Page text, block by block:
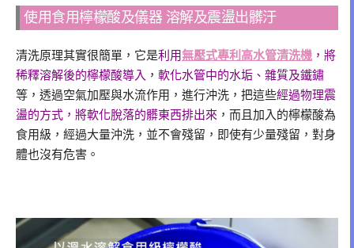
使用食用檸檬酸及儀器 溶解及震盪出髒汙
清洗原理其實很簡單，它是利用無壓式專利高水管清洗機 ，將
稀釋溶解後的檸檬酸導入 ， 軟化水管中的水垢、雜質及鐵鏽
等，透過空氣加壓與水流作用，進行沖洗，把這些經過物理震
盪的方式，將軟化脫落的髒東西排出來 ，而且加入的檸檬酸為
食用級，經過大量沖洗，並不會殘留，即使有少量殘留，對身
體也沒有危害。